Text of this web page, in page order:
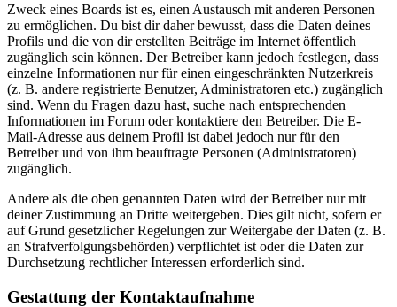
Zweck eines Boards ist es, einen Austausch mit anderen Personen
zu ermöglichen. Du bist dir daher bewusst, dass die Daten deines
Profils und die von dir erstellten Beiträge im Internet öffentlich
zugänglich sein können. Der Betreiber kann jedoch festlegen, dass
einzelne Informationen nur für einen eingeschränkten Nutzerkreis
(z. B. andere registrierte Benutzer, Administratoren etc.) zugänglich
sind. Wenn du Fragen dazu hast, suche nach entsprechenden
Informationen im Forum oder kontaktiere den Betreiber. Die E-
Mail-Adresse aus deinem Profil ist dabei jedoch nur für den
Betreiber und von ihm beauftragte Personen (Administratoren)
zugänglich.
Andere als die oben genannten Daten wird der Betreiber nur mit
deiner Zustimmung an Dritte weitergeben. Dies gilt nicht, sofern er
auf Grund gesetzlicher Regelungen zur Weitergabe der Daten (z. B.
an Strafverfolgungsbehörden) verpflichtet ist oder die Daten zur
Durchsetzung rechtlicher Interessen erforderlich sind.
Gestattung der Kontaktaufnahme